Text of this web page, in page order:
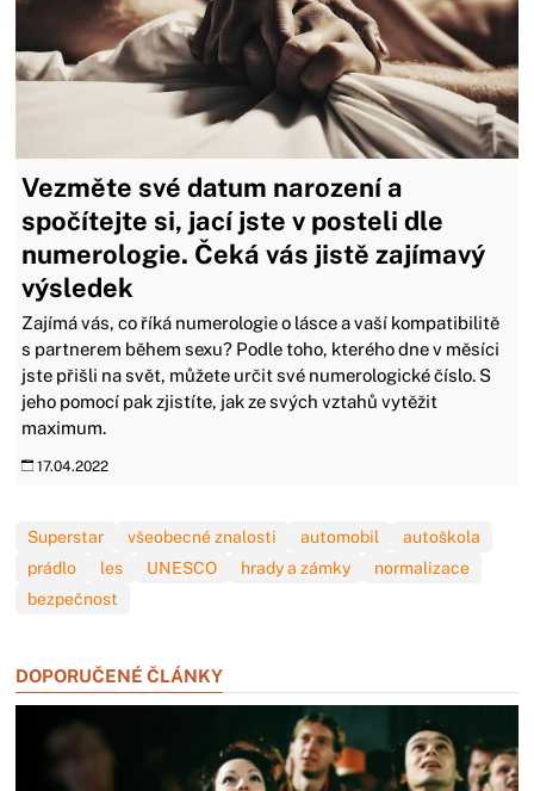
Vezměte své datum narození a
spočítejte si, jací jste v posteli dle
numerologie. Čeká vás jistě zajímavý
výsledek
Zajímá vás, co říká numerologie o lásce a vaší kompatibilitě
s partnerem během sexu? Podle toho, kterého dne v měsíci
jste přišli na svět, můžete určit své numerologické číslo. S
jeho pomocí pak zjistíte, jak ze svých vztahů vytěžit
maximum.
17.04.2022
Superstar všeobecné znalosti automobil
autoškola
prádlo
les UNESCO hrady a zámky
normalizace
bezpečnost
DOPORUČENÉ ČLÁNKY